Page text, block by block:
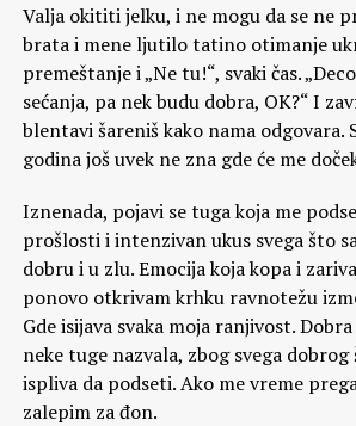
Valja okititi jelku, i ne mogu da se ne
brata i mene ljutilo tatino otimanje
premeštanje i „Ne tu!“, svaki čas.
sećanja, pa nek budu dobra, OK?“ I
blentavi šareniš kako nama odgovara.
godina još uvek ne zna gde će me
Iznenada, pojavi se tuga koja me
prošlosti i intenzivan ukus svega što
dobru i u zlu. Emocija koja kopa i
ponovo otkrivam krhku ravnotežu
Gde isijava svaka moja ranjivost.
neke tuge nazvala, zbog svega
ispliva da podseti. Ako me vreme
zalepim za đon.